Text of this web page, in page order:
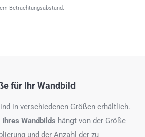
Betrachtungsabstand.
für Ihr Wandbild
in verschiedenen Größen erhältlich.
Ihres Wandbilds hängt von der Größe
und der Anzahl der zu